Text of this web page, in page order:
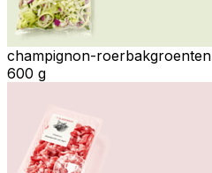
champignon-roerbakgroenten
600 g